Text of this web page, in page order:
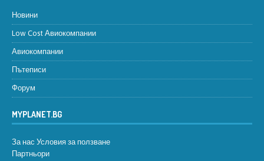
Новини
Low Cost Авиокомпании
Авиокомпании
Пътеписи
Форум
MYPLANET.BG
За нас Условия за ползване
Партньори